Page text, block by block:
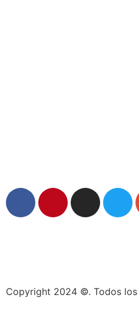
Copyright 2024 ©. Todos los